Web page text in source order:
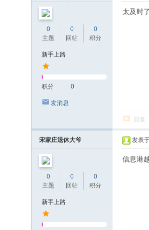
0
主题
0
回帖
0
积分
新手上路
积分 0
发消息
太及时
回复
宋家庄退休大爷
0
主题
0
回帖
0
积分
新手上路
发表
信息港